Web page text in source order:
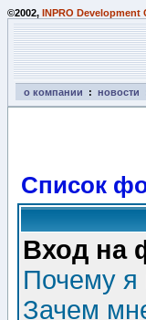
©2002, INPRO Development
о компании : новости
Список
Вход на
Почему я
Зачем